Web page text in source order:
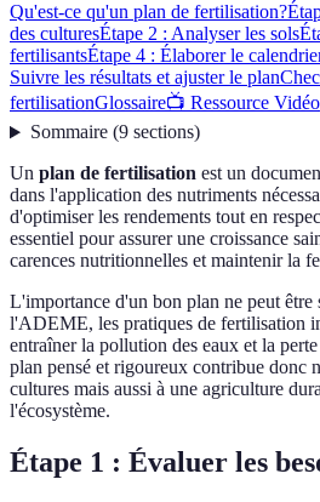
Qu'est-ce qu'un plan de fertilisation?
des culturesÉtape 2 : Analyser les sols
fertilisantsÉtape 4 : Élaborer le
Suivre les résultats et ajuster le plan
fertilisationGlossaire📺 Ressource Vidéo
Sommaire(9 sections)
Un plan de fertilisation est un
dans l'application des nutriments
d'optimiser les rendements tout en
essentiel pour assurer une croissance
carences nutritionnelles et maintenir la
L'importance d'un bon plan ne peut être
l'ADEME, les pratiques de fertilisation
entraîner la pollution des eaux et la
plan pensé et rigoureux contribue donc
cultures mais aussi à une agriculture
l'écosystème.
Étape 1 : Évaluer les